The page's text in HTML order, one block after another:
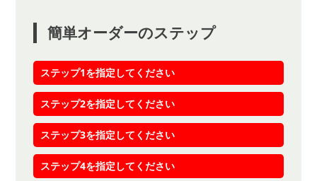
簡単オーダーのステップ
ステップ1を指定してください
ステップ2を指定してください
ステップ3を指定してください
ステップ4を指定してください